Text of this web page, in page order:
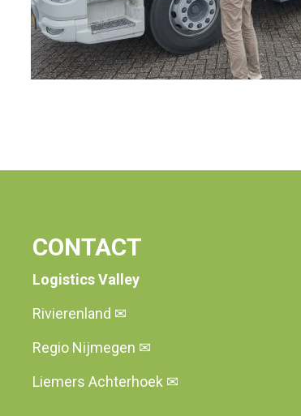
CONTACT
Logistics Valley
Rivierenland ✉
Regio Nijmegen ✉
Liemers Achterhoek ✉